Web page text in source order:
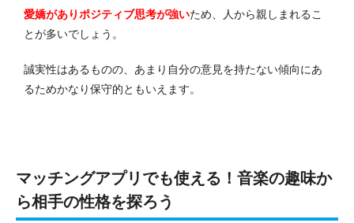
愛嬌がありポジティブ思考が強いため、人から親しまれるこ
とが多いでしょう。
誠実性はあるものの、あまり自分の意見を持たない傾向にあ
るためかなり保守的ともいえます。
マッチングアプリでも使える！音楽の趣味か
ら相手の性格を探ろう